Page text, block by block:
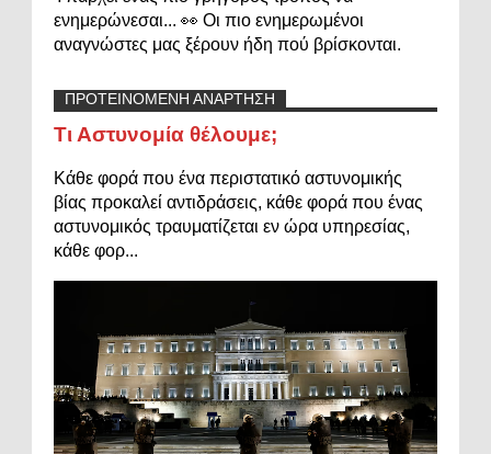
ενημερώνεσαι... 👀 Οι πιο ενημερωμένοι
αναγνώστες μας ξέρουν ήδη πού βρίσκονται.
ΠΡΟΤΕΙΝΟΜΕΝΗ ΑΝΑΡΤΗΣΗ
Τι Αστυνομία θέλουμε;
Κάθε φορά που ένα περιστατικό αστυνομικής
βίας προκαλεί αντιδράσεις, κάθε φορά που ένας
αστυνομικός τραυματίζεται εν ώρα υπηρεσίας,
κάθε φορ...